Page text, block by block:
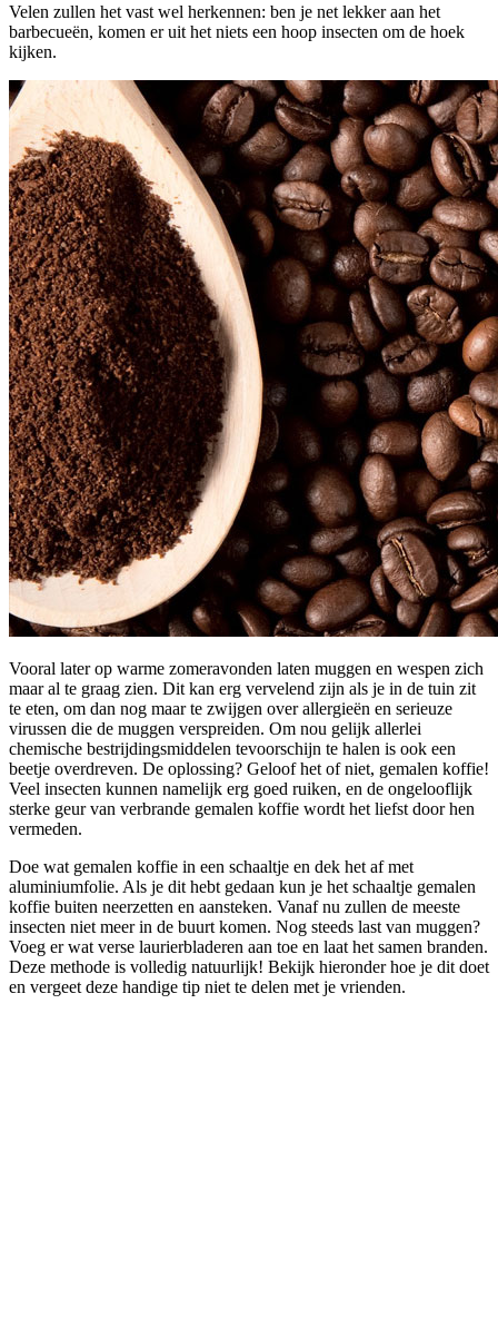
Velen zullen het vast wel herkennen: ben je net lekker aan het
barbecueën, komen er uit het niets een hoop insecten om de hoek
kijken.
Vooral later op warme zomeravonden laten muggen en wespen zich
maar al te graag zien. Dit kan erg vervelend zijn als je in de tuin zit
te eten, om dan nog maar te zwijgen over allergieën en serieuze
virussen die de muggen verspreiden. Om nou gelijk allerlei
chemische bestrijdingsmiddelen tevoorschijn te halen is ook een
beetje overdreven. De oplossing? Geloof het of niet, gemalen koffie!
Veel insecten kunnen namelijk erg goed ruiken, en de ongelooflijk
sterke geur van verbrande gemalen koffie wordt het liefst door hen
vermeden.
Doe wat gemalen koffie in een schaaltje en dek het af met
aluminiumfolie. Als je dit hebt gedaan kun je het schaaltje gemalen
koffie buiten neerzetten en aansteken. Vanaf nu zullen de meeste
insecten niet meer in de buurt komen. Nog steeds last van muggen?
Voeg er wat verse laurierbladeren aan toe en laat het samen branden.
Deze methode is volledig natuurlijk! Bekijk hieronder hoe je dit doet
en vergeet deze handige tip niet te delen met je vrienden.